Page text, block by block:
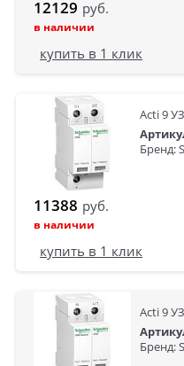
12129 руб.
в наличии
купить в 1 клик
Acti 9
Бренд:
11388 руб.
в наличии
купить в 1 клик
Acti 9
Бренд: